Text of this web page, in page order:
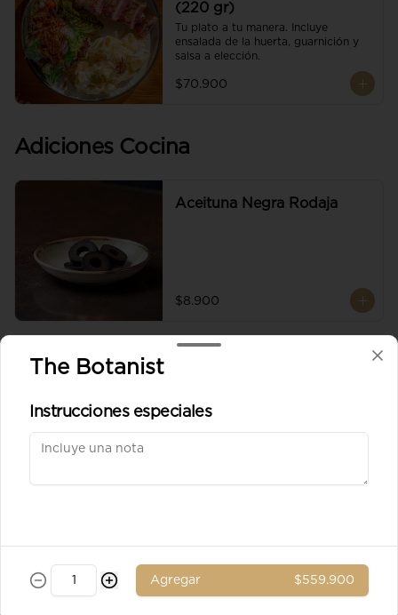
(220 gr)
Tu plato a tu manera. Incluye
ensalada de la huerta, guarnición y
salsa a elección.
$70.900
Adiciones Cocina
Aceituna Negra Rodaja
$8.900
The Botanist
Instrucciones especiales
Agregar $559.900